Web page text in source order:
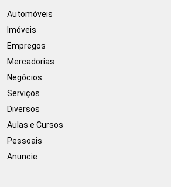
Automóveis
Imóveis
Empregos
Mercadorias
Negócios
Serviços
Diversos
Aulas e Cursos
Pessoais
Anuncie